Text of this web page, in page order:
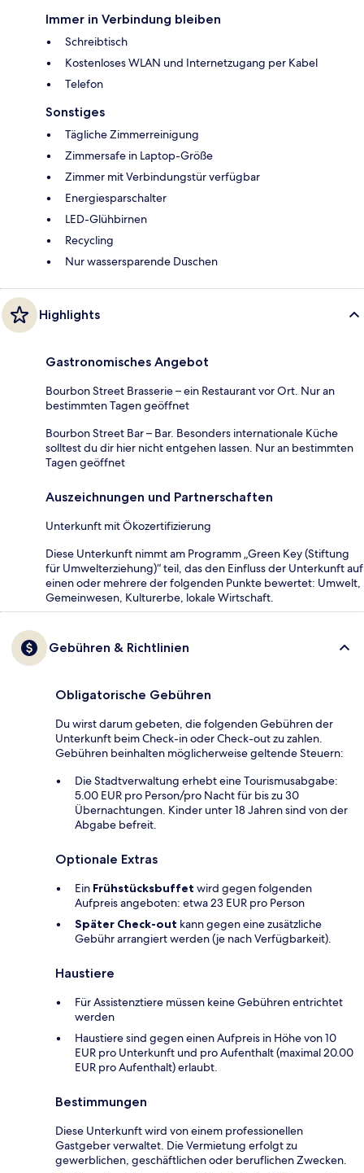
Immer in Verbindung bleiben
Schreibtisch
Kostenloses WLAN und Internetzugang per Kabel
Telefon
Sonstiges
Tägliche Zimmerreinigung
Zimmersafe in Laptop-Größe
Zimmer mit Verbindungstür verfügbar
Energiesparschalter
LED-Glühbirnen
Recycling
Nur wassersparende Duschen
Highlights
Gastronomisches Angebot
Bourbon Street Brasserie – ein Restaurant vor Ort. Nur an
bestimmten Tagen geöffnet
Bourbon Street Bar – Bar. Besonders internationale Küche
solltest du dir hier nicht entgehen lassen. Nur an bestimmten
Tagen geöffnet
Auszeichnungen und Partnerschaften
Unterkunft mit Ökozertifizierung
Diese Unterkunft nimmt am Programm „Green Key (Stiftung
für Umwelterziehung)“ teil, das den Einfluss der Unterkunft auf
einen oder mehrere der folgenden Punkte bewertet: Umwelt,
Gemeinwesen, Kulturerbe, lokale Wirtschaft.
Gebühren & Richtlinien
Obligatorische Gebühren
Du wirst darum gebeten, die folgenden Gebühren der
Unterkunft beim Check-in oder Check-out zu zahlen.
Gebühren beinhalten möglicherweise geltende Steuern:
Die Stadtverwaltung erhebt eine Tourismusabgabe:
5.00 EUR pro Person/pro Nacht für bis zu 30
Übernachtungen. Kinder unter 18 Jahren sind von der
Abgabe befreit.
Optionale Extras
Ein Frühstücksbuffet wird gegen folgenden
Aufpreis angeboten: etwa 23 EUR pro Person
Später Check-out kann gegen eine zusätzliche
Gebühr arrangiert werden (je nach Verfügbarkeit).
Haustiere
Für Assistenztiere müssen keine Gebühren entrichtet
werden
Haustiere sind gegen einen Aufpreis in Höhe von 10
EUR pro Unterkunft und pro Aufenthalt (maximal 20.00
EUR pro Aufenthalt) erlaubt.
Bestimmungen
Diese Unterkunft wird von einem professionellen
Gastgeber verwaltet. Die Vermietung erfolgt zu
gewerblichen, geschäftlichen oder beruflichen Zwecken.